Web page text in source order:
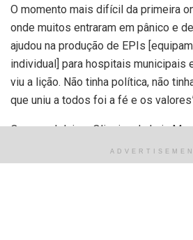
O momento mais difícil da primeira
onde muitos entraram em pânico e
ajudou na produção de EPIs
individual] para hospitais municipais
viu a lição. Não tinha política, não
que uniu a todos foi a fé e os
O coronel Jaime Oliveira, da Loja
relembrou a participação da
Brasil. “No dia 20 de agosto de